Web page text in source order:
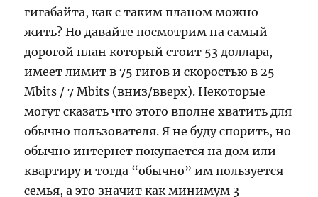
гигабайта, как с таким планом можно
жить? Но давайте посмотрим на самый
дорогой план который стоит 53 доллара,
имеет лимит в 75 гигов и скоростью в 25
Mbits / 7 Mbits (вниз/вверх). Некоторые
могут сказать что этого вполне хватить для
обычно пользователя. Я не буду спорить, но
обычно интернет покупается на дом или
квартиру и тогда “обычно” им пользуется
семья, а это значит как минимум 3